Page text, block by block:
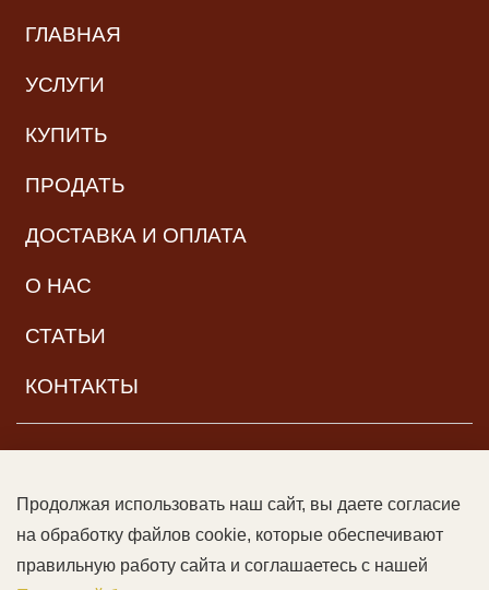
ГЛАВНАЯ
УСЛУГИ
КУПИТЬ
ПРОДАТЬ
ДОСТАВКА И ОПЛАТА
О НАС
СТАТЬИ
КОНТАКТЫ
© ООО «Читальный зал дяди Гиляя», 2017–2026. Все права
защищены | Возрастная категория:16+Данный сайт может
Продолжая использовать наш сайт, вы даете согласие
на обработку файлов cookie, которые обеспечивают
правильную работу сайта и соглашаетесь с нашей